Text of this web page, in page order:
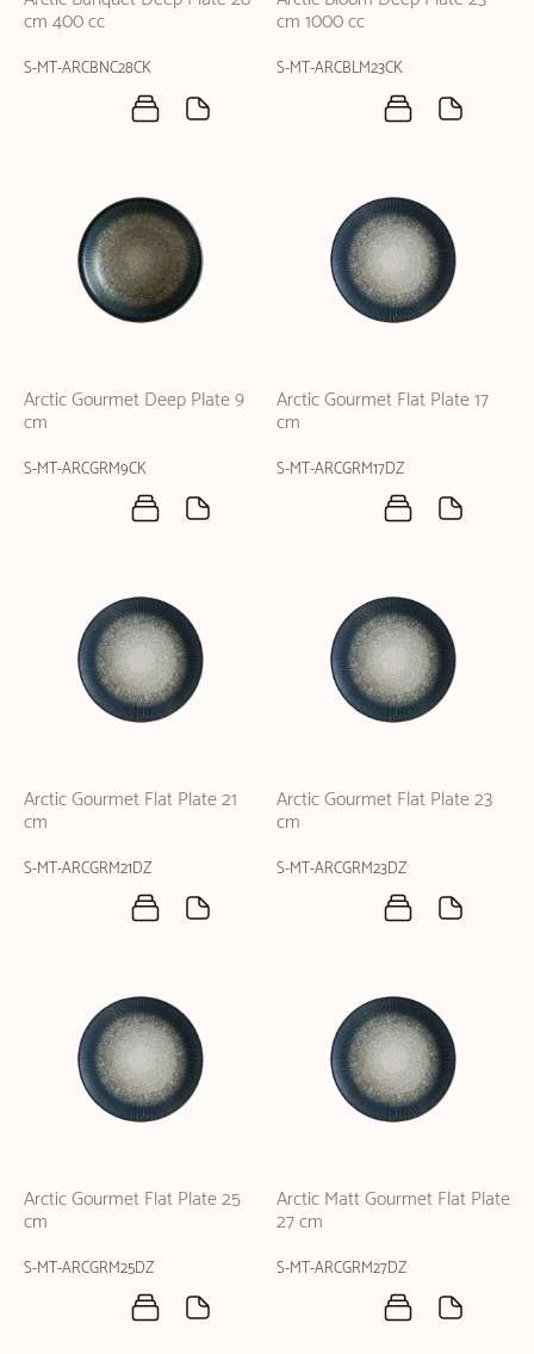
cm 400 cc
S-MT-ARCBNC28CK
cm 1000 cc
S-MT-ARCBLM23CK
Arctic Gourmet Deep Plate 9
cm
S-MT-ARCGRM9CK
Arctic Gourmet Flat Plate 17
cm
S-MT-ARCGRM17DZ
Arctic Gourmet Flat Plate 21
cm
S-MT-ARCGRM21DZ
Arctic Gourmet Flat Plate 23
cm
S-MT-ARCGRM23DZ
Arctic Gourmet Flat Plate 25
cm
S-MT-ARCGRM25DZ
Arctic Matt Gourmet Flat Plate
27 cm
S-MT-ARCGRM27DZ